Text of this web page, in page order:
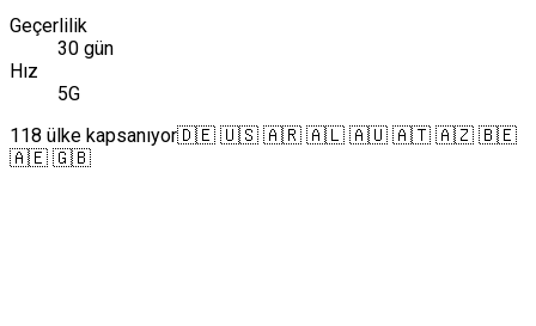
Geçerlilik
30 gün
Hız
5G
118 ülke kapsanıyor🇩🇪 🇺🇸 🇦🇷 🇦🇱 🇦🇺 🇦🇹 🇦🇿 🇧🇪
🇦🇪 🇬🇧